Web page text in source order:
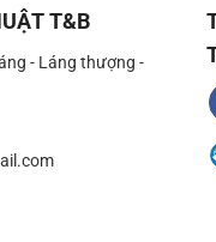
T&B
- Láng thượng -